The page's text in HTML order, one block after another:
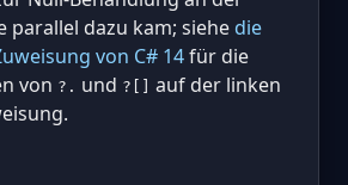
parallel dazu kam; siehe die
von C# 14für die
von ?. und ?[] auf der linken